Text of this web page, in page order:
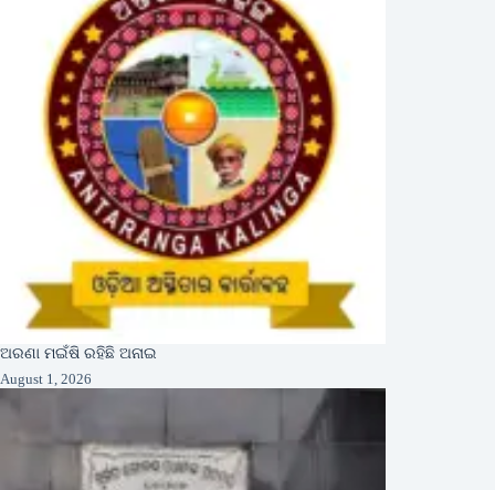
ଅରଣା ମଇଁଷି ରହିଛି ଅନାଇ
August 1, 2026